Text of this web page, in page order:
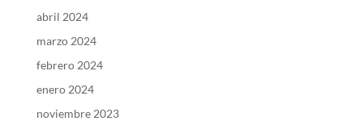
abril 2024
marzo 2024
febrero 2024
enero 2024
noviembre 2023